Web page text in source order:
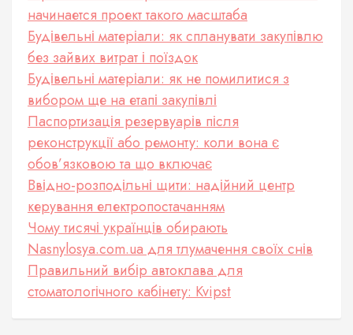
начинается проект такого масштаба
Будівельні матеріали: як спланувати закупівлю
без зайвих витрат і поїздок
Будівельні матеріали: як не помилитися з
вибором ще на етапі закупівлі
Паспортизація резервуарів після
реконструкції або ремонту: коли вона є
обов’язковою та що включає
Ввідно-розподільні щити: надійний центр
керування електропостачанням
Чому тисячі українців обирають
Nasnylosya.com.ua для тлумачення своїх снів
Правильний вибір автоклава для
стоматологічного кабінету: Kvipst